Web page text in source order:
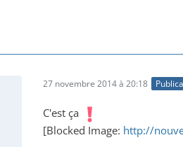
27 novembre 2014 à 20:18
C'est ça
[Blocked Image: http://